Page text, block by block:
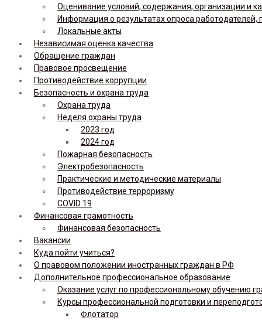
Оценивание условий, содержания, организации и
Информация о результатах опроса
Локальные акты
Независимая оценка качества
Обращение граждан
Правовое просвещение
Противодействие коррупции
Безопасность и охрана труда
Охрана труда
Неделя охраны труда
2023 год
2024 год
Пожарная безопасность
Электробезопасность
Практические и методические материалы
Противодействие терроризму
COVID 19
Финансовая грамотность
Финансовая безопасность
Вакансии
Куда пойти учиться?
О правовом положении иностранных граждан в РФ
Дополнительное профессиональное образование
Оказание услуг по профессиональному обучению
Курсы профессиональной подготовки и
Флотатор